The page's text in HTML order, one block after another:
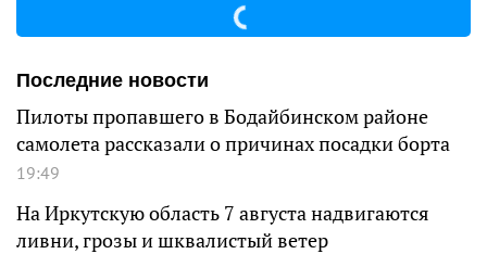
Последние новости
Пилоты пропавшего в Бодайбинском районе
самолета рассказали о причинах посадки борта
19:49
На Иркутскую область 7 августа надвигаются
ливни, грозы и шквалистый ветер